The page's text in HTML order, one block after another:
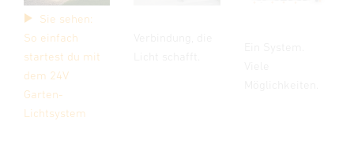
Sie sehen:
So einfach
startest du mit
dem 24V
Garten-
Lichtsystem